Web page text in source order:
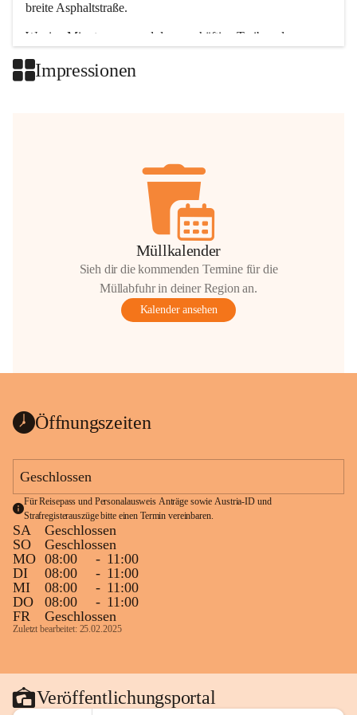
breite Asphaltstraße.
Wenige Minuten nur, und das geschäftige Treiben der
Impressionen
Müllkalender
Sieh dir die kommenden Termine für die
Müllabfuhr in deiner Region an.
Kalender ansehen
Öffnungszeiten
Geschlossen
Für Reisepass und Personalausweis Anträge sowie Austria-ID und
Strafregisterauszüge bitte einen Termin vereinbaren.
SA
Geschlossen
SO
Geschlossen
MO 08:00 - 11:00
DI
08:00 - 11:00
MI
08:00 - 11:00
DO
08:00 - 11:00
FR
Geschlossen
Zuletzt bearbeitet: 25.02.2025
Veröffentlichungsportal